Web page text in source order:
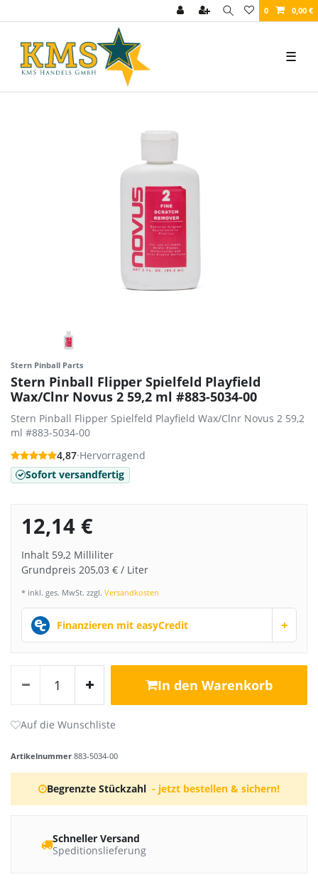
0 0,00 €
☰
Stern Pinball Parts
Stern Pinball Flipper Spielfeld Playfield
Wax/Clnr Novus 2 59,2 ml #883-5034-00
Stern Pinball Flipper Spielfeld Playfield Wax/Clnr Novus 2 59,2
ml #883-5034-00
4,87·Hervorragend
Sofort versandfertig
12,14 €
Inhalt 59,2 Milliliter
Grundpreis 205,03 € / Liter
* inkl. ges. MwSt. zzgl. Versandkosten
Finanzieren mit easyCredit +
In den Warenkorb
Artikelnummer 883-5034-00
Begrenzte Stückzahl - jetzt bestellen & sichern!
Schneller Versand
Speditionslieferung